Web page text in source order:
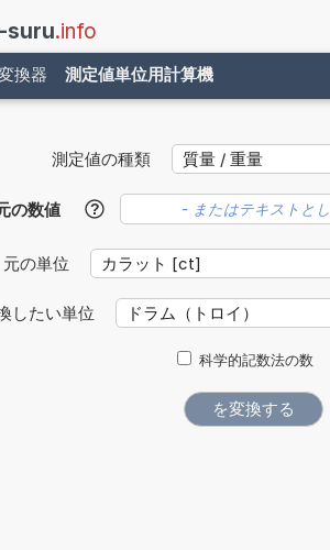
suru.info
換器 測定値単位用計算機
測定値の種類
の数値 ?
元の単位
したい単位
科学的記数法の数